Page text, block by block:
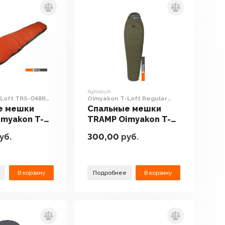
TRS-048R
мешки
T-
В корзину
Артикул:
Oimyakon T-Loft Regular
(левая молния, хаки)
Спальные мешки
TRAMP Oimyakon T-
молния, хаки)
300,00 руб.
Подробнее В корзину